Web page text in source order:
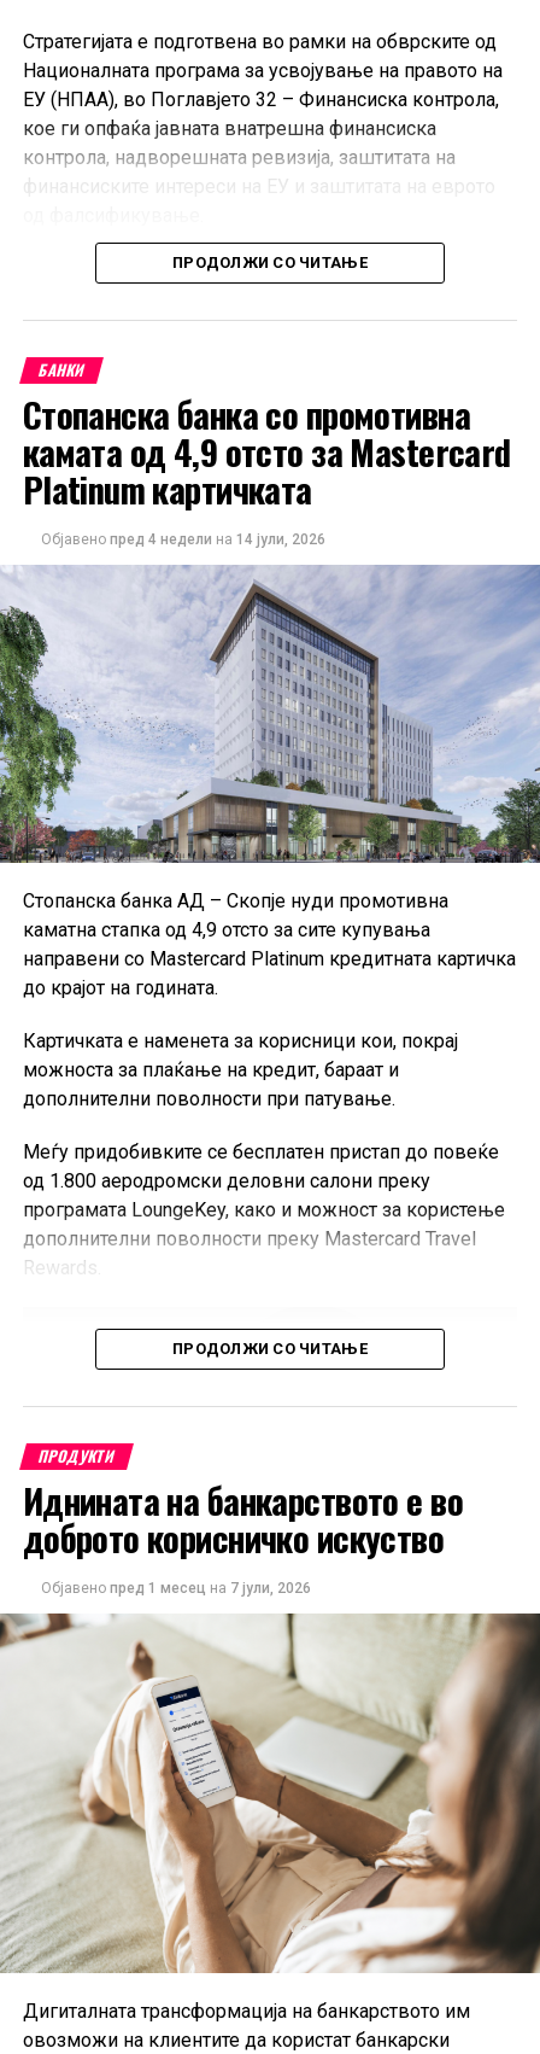
Стратегијата е подготвена во рамки на обврските од
Националната програма за усвојување на правото на
ЕУ (НПАА), во Поглавјето 32 – Финансиска контрола,
кое ги опфаќа јавната внатрешна финансиска
контрола, надворешната ревизија, заштитата на
финансиските интереси на ЕУ и заштитата на еврото
Документот е изработен од АФКОС-одделението при
институциите од АФКОС-мрежата, органите
задолжени за управување со средствата од
Европската Унија и Европската канцеларија за борба
против измами (ОЛАФ).
Стратегијата предвидува мерки за поефикасна
превенција, навремено откривање, истрага и
подобрување на механизмите за поврат на
неправилно искористени средства. Дополнително, се
очекува зајакнување на институционалните
капацитети и воведување поефективни алатки за
спречување финансиски злоупотреби.
Документот го промовира принципот на„нулта
толеранција за измама“при користењето на
европските фондови и претставува продолжување на
реформските активности започнати со првата
Национална стратегија за борба против измами,
усвоена во 2019 година.
ПРОДОЛЖИ СО ЧИТАЊЕ
БАНКИ
Стопанска банка со промотивна
камата од 4,9 отсто за Mastercard
Platinum картичката
Објавено пред 4 недели на 14 јули, 2026
Стопанска банка АД – Скопје нуди промотивна
каматна стапка од 4,9 отсто за сите купувања
направени со Mastercard Platinum кредитната картичка
до крајот на годината.
Картичката е наменета за корисници кои, покрај
можноста за плаќање на кредит, бараат и
дополнителни поволности при патување.
Меѓу придобивките се бесплатен пристап до повеќе
од 1.800 аеродромски деловни салони преку
програмата LoungeKey, како и можност за користење
дополнителни поволности преку Mastercard Travel
Rewards.
Барање за картичката може да се поднесе онлајн
преку интернет-страницата на банката, преку услугата
24/7 АлоКредит на телефонскиот број (02) 15 110 или
во најблиската филијала на Стопанска банка.
ПРОДОЛЖИ СО ЧИТАЊЕ
ПРОДУКТИ
Иднината на банкарството е во
доброто корисничко искуство
Објавено пред 1 месец на 7 јули, 2026
Дигиталната трансформација на банкарството им
овозможи на клиентите да користат банкарски